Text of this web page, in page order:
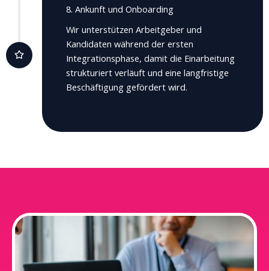
8. Ankunft und Onboarding
Wir unterstützen Arbeitgeber und
Kandidaten während der ersten
Integrationsphase, damit die Einarbeitung
strukturiert verläuft und eine langfristige
Beschäftigung gefördert wird.